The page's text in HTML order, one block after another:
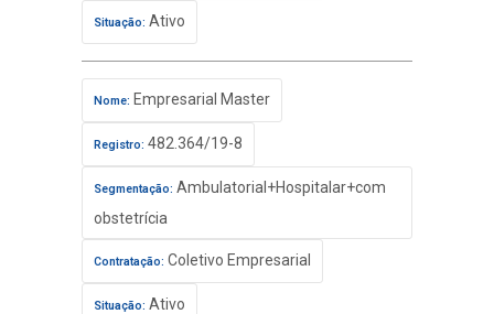
Situação: Ativo
Nome: Empresarial Master
Registro: 482.364/19-8
Segmentação: Ambulatorial+Hospitalar+com
obstetrícia
Contratação: Coletivo Empresarial
Situação: Ativo